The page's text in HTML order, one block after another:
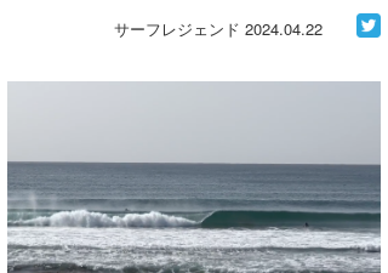
ニュース
サーフィンエリアガイド
サーフレジェンド 2024.04.22
ファッション/グッズ
アート＆エンタメ
トラベル
ショップ情報